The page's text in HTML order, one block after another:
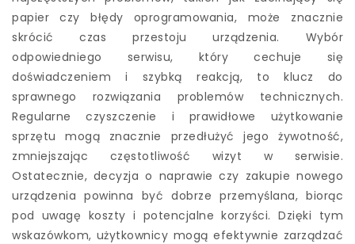
papier czy błędy oprogramowania, może znacznie
skrócić czas przestoju urządzenia. Wybór
odpowiedniego serwisu, który cechuje się
doświadczeniem i szybką reakcją, to klucz do
sprawnego rozwiązania problemów technicznych.
Regularne czyszczenie i prawidłowe użytkowanie
sprzętu mogą znacznie przedłużyć jego żywotność,
zmniejszając częstotliwość wizyt w serwisie.
Ostatecznie, decyzja o naprawie czy zakupie nowego
urządzenia powinna być dobrze przemyślana, biorąc
pod uwagę koszty i potencjalne korzyści. Dzięki tym
wskazówkom, użytkownicy mogą efektywnie zarządzać